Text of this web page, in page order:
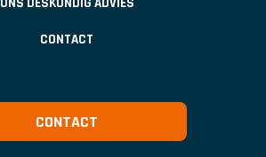
CONTACT
CONTACT